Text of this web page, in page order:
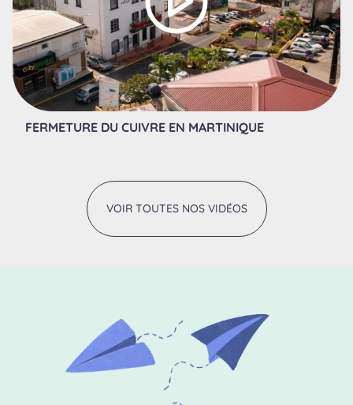
FERMETURE DU CUIVRE EN MARTINIQUE
VOIR TOUTES NOS VIDÉOS